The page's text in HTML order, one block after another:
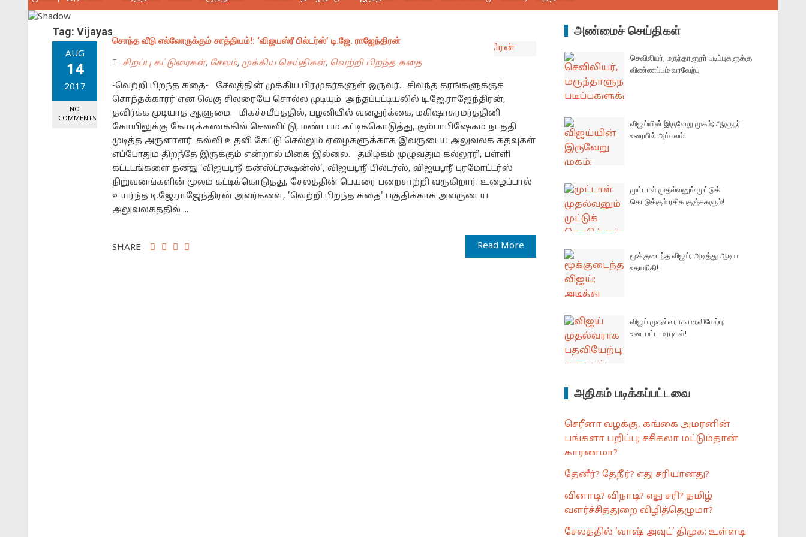
Tag: Vijayasree Construction
AUG
14
2017
NO
COMMENTS
சொந்த வீடு எல்லோருக்கும் சாத்தியம்!: ‘விஜயஸ்ரீ பில்டர்ஸ்’ டி.ஜே. ராஜேந்திரன்
சிறப்பு கட்டுரைகள், சேலம், முக்கிய செய்திகள், வெற்றி பிறந்த கதை
-வெற்றி பிறந்த கதை- சேலத்தின் முக்கிய பிரமுகர்களுள் ஒருவர்... சிவந்த கரங்களுக்குச்
சொந்தக்காரர் என வெகு சிலரையே சொல்ல முடியும். அந்தப்பட்டியலில் டி.ஜே.ராஜேந்திரன்,
தவிர்க்க முடியாத ஆளுமை. மிகச்சமீபத்தில், பழனியில் வனதுர்க்கை, மகிஷாசுரமர்த்தினி
கோயிலுக்கு கோடிக்கணக்கில் செலவிட்டு, மண்டபம் கட்டிக்கொடுத்து, கும்பாபிஷேகம் நடத்தி
முடித்த அருளாளர். கல்வி உதவி கேட்டு செல்லும் ஏழைகளுக்காக இவருடைய அலுவலக கதவுகள்
எப்போதும் திறந்தே இருக்கும் என்றால் மிகை இல்லை. தமிழகம் முழுவதும் கல்லூரி, பள்ளி
கட்டடங்களை தனது 'விஜயஸ்ரீ கன்ஸ்ட்ரக்ஷன்ஸ்', விஜயஸ்ரீ பில்டர்ஸ், விஜயஸ்ரீ புரமோட்டர்ஸ்
நிறுவனங்களின் மூலம் கட்டிக்கொடுத்து, சேலத்தின் பெயரை பறைசாற்றி வருகிறார். உழைப்பால்
உயர்ந்த டி.ஜே.ராஜேந்திரன் அவர்களை, 'வெற்றி பிறந்த கதை' பகுதிக்காக அவருடைய
அலுவலகத்தில் ...
Read More
SHARE
அண்மைச் செய்திகள்
செவிலியர், மருந்தாளுநர் படிப்புகளுக்கு
விண்ணப்பம் வரவேற்பு
விஜய்யின் இருவேறு முகம்; ஆளுநர்
உரையில் அம்பலம்!
முட்டாள் முதல்வனும் முட்டுக்
கொடுக்கும் ரசிக குஞ்சுகளும்!
மூக்குடைந்த விஜய்; அடித்து ஆடிய
உதயநிதி!
விஜய் முதல்வராக பதவியேற்பு;
உடைபட்ட மரபுகள்!
அதிகம் படிக்கப்பட்டவை
செரீனா வழக்கு, கங்கை அமரனின்
பங்களா பறிப்பு; சசிகலா மட்டும்தான்
காரணமா?
தேனீர்? தேநீர்? எது சரியானது?
வினாடி? விநாடி? எது சரி? தமிழ்
வளர்ச்சித்துறை விழித்தெழுமா?
சேலத்தில் ‘வாஷ் அவுட்’ திமுக; உள்ளடி